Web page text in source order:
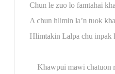
Chun le zuo lo famtahai
A chun hlimin la’n tuok
Hlimtakin Lalpa chu inpak
Khawpui mawi chatuon